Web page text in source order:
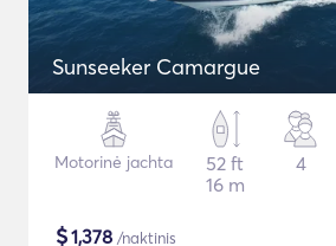
Sunseeker Camargue
Motorinė jachta
52 ft
16 m
4
$1,378 /naktinis